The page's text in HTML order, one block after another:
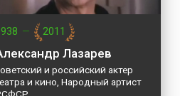
— 2011
Лазарев
и российский актер
и кино, Народный артист